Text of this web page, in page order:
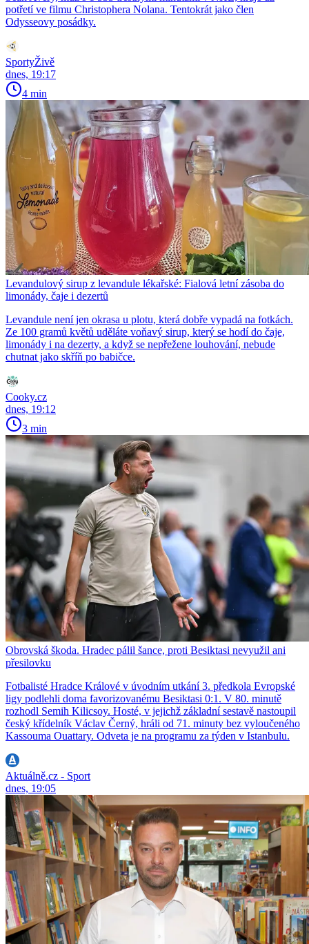
potřetí ve filmu Christophera Nolana. Tentokrát jako člen
Odysseovy posádky.
SportyŽivě
dnes, 19:17
4 min
Levandulový sirup z levandule lékařské: Fialová letní zásoba do
limonády, čaje i dezertů
Levandule není jen okrasa u plotu, která dobře vypadá na fotkách.
Ze 100 gramů květů uděláte voňavý sirup, který se hodí do čaje,
limonády i na dezerty, a když se nepřežene louhování, nebude
chutnat jako skříň po babičce.
Cooky.cz
dnes, 19:12
3 min
Obrovská škoda. Hradec pálil šance, proti Besiktasi nevyužil ani
přesilovku
Fotbalisté Hradce Králové v úvodním utkání 3. předkola Evropské
ligy podlehli doma favorizovanému Besiktasi 0:1. V 80. minutě
rozhodl Semih Kilicsoy. Hosté, v jejichž základní sestavě nastoupil
český křídelník Václav Černý, hráli od 71. minuty bez vyloučeného
Kassouma Ouattary. Odveta je na programu za týden v Istanbulu.
Aktuálně.cz - Sport
dnes, 19:05